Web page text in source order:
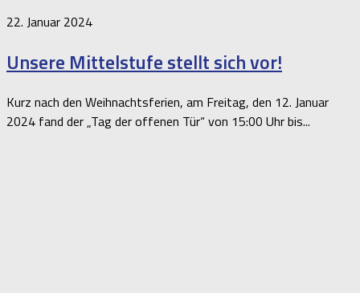
22. Januar 2024
Unsere Mittelstufe stellt sich vor!
Kurz nach den Weihnachtsferien, am Freitag, den 12. Januar
2024 fand der „Tag der offenen Tür“ von 15:00 Uhr bis...